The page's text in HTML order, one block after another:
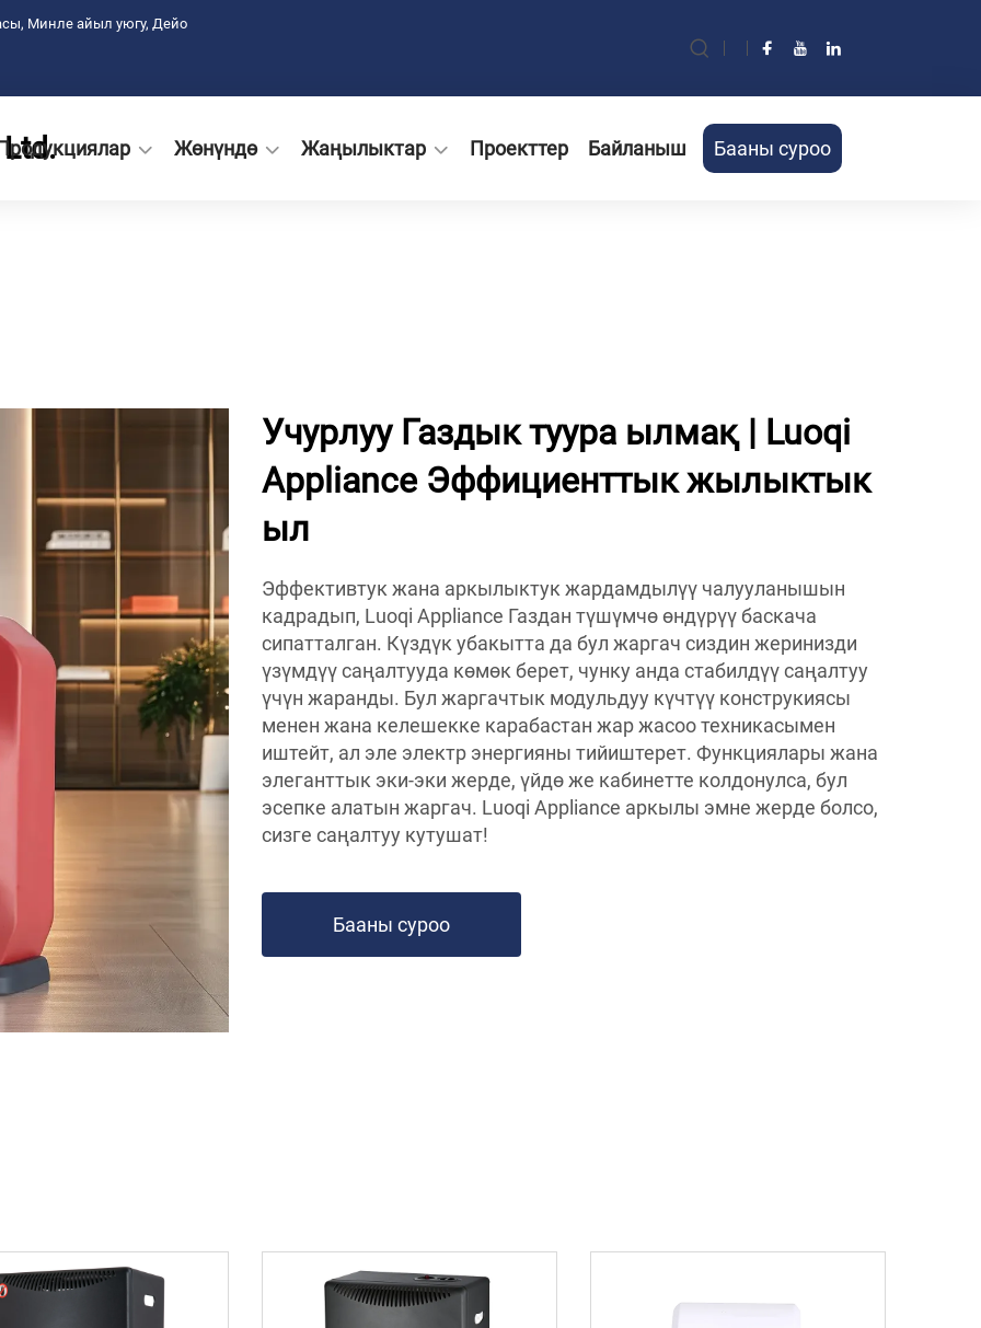
Минле айыл уюгу, Дейо
Жөнүндө Жаңылыктар Проекттер Байланыш Бааны суроо
Учурлуу Газдык туура ылмақ | Luoqi
Appliance Эффициенттык жылыктык
ыл
Эффективтук жана аркылыктук жардамдылүү чалууланышын
кадрадып, Luoqi Appliance Газдан түшүмчө өндүрүү баскача
сипатталган. Күздүк убакытта да бул жаргач сиздин жеринизди
үзүмдүү саңалтууда көмөк берет, чунку анда стабилдүү саңалтуу
үчүн жаранды. Бул жаргачтык модульдуу күчтүү конструкиясы
менен жана келешекке карабастан жар жасоо техникасымен
иштейт, ал эле электр энергияны тийиштерет. Функциялары жана
элеганттык эки-эки жерде, үйдө же кабинетте колдонулса, бул
эсепке алатын жаргач. Luoqi Appliance аркылы эмне жерде болсо,
сизге саңалтуу кутушат!
Бааны суроо